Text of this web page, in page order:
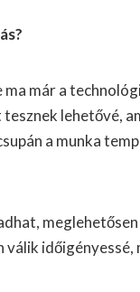
ma már a
lehetővé,
a munka
időigényessé,